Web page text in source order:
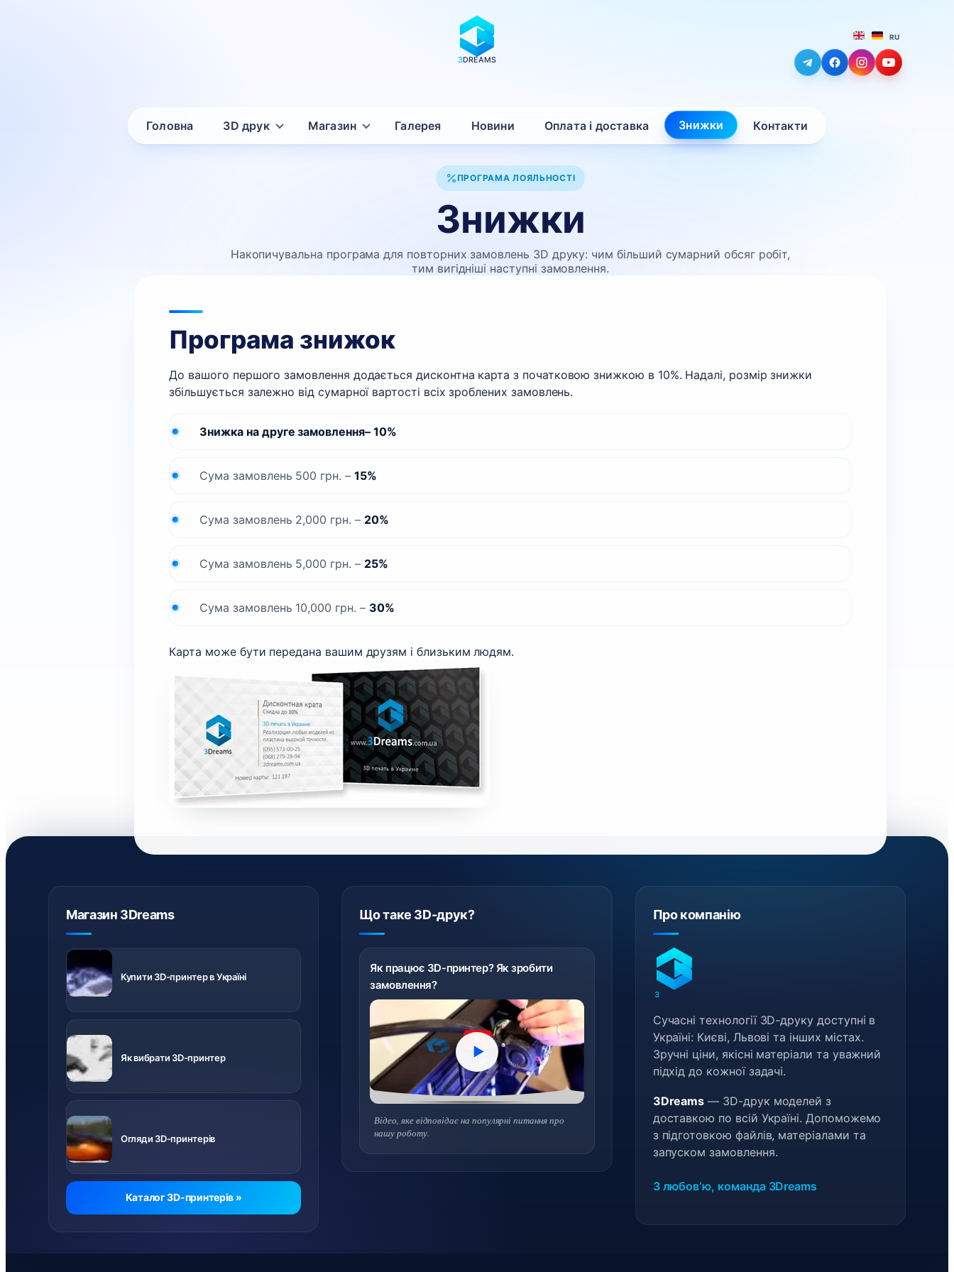
3DREAMS
Головна 3D друк Магазин Галерея Новини Оплата і доставка Знижки Контакти
RU
ПРОГРАМА ЛОЯЛЬНОСТІ
Знижки
Накопичувальна програма для повторних замовлень 3D друку: чим більший сумарний обсяг робіт,
тим вигідніші наступні замовлення.
Програма знижок
До вашого першого замовлення додається дисконтна карта з початковою знижкою в 10%. Надалі, розмір знижки
збільшується залежно від сумарної вартості всіх зроблених замовлень.
Знижка на друге замовлення– 10%
Сума замовлень 500 грн. – 15%
Сума замовлень 2,000 грн. – 20%
Сума замовлень 5,000 грн. – 25%
Сума замовлень 10,000 грн. – 30%
Карта може бути передана вашим друзям і близьким людям.
Магазин 3Dreams
Купити 3D-принтер в Україні
з доставкою
по Україні
Як вибрати 3D-принтер
Важливо
знати перед
купівлею
Огляди 3D-принтерів
Відео про
різні
принтери
Каталог 3D-принтерів »
Що таке 3D-друк?
Як працює 3D-принтер? Як зробити
замовлення?
Відео, яке відповідає на популярні питання про
нашу роботу.
Про компанію
3
Сучасні технології 3D-друку доступні в
Україні: Києві, Львові та інших містах.
Зручні ціни, якісні матеріали та уважний
підхід до кожної задачі.
3Dreams — 3D-друк моделей з
доставкою по всій Україні. Допоможемо
з підготовкою файлів, матеріалами та
запуском замовлення.
З любовʼю, команда 3Dreams